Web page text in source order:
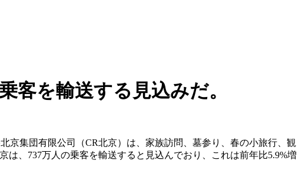
客を輸送する見込みだ。
京集団有限公司（CR北京）は、家族訪問、墓参り、春の小旅行、観
、737万人の乗客を輸送すると見込んでおり、これは前年比5.9%増